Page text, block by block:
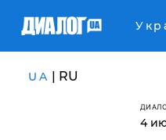
UA | RU
4